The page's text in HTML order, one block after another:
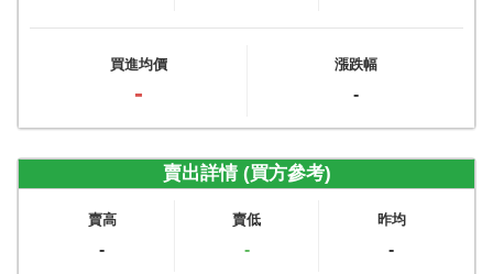
買進均價
-
漲跌幅
-
賣出詳情 (買方參考)
賣高
-
賣低
-
昨均
-